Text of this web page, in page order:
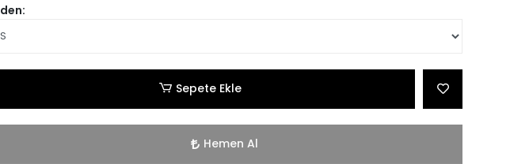
Sepete Ekle
Hemen Al